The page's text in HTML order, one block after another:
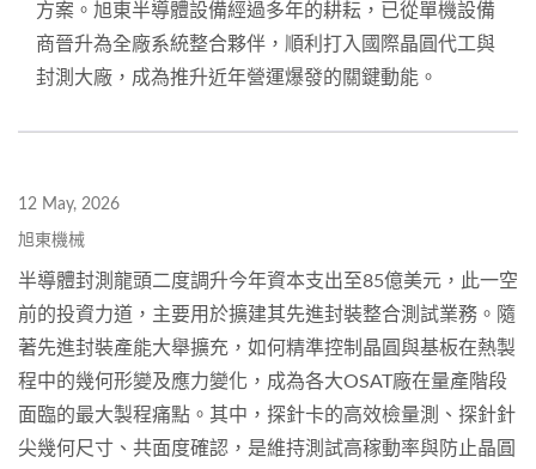
方案。旭東半導體設備經過多年的耕耘，已從單機設備
商晉升為全廠系統整合夥伴，順利打入國際晶圓代工與
封測大廠，成為推升近年營運爆發的關鍵動能。
12 May, 2026
旭東機械
半導體封測龍頭二度調升今年資本支出至85億美元，此一空
前的投資力道，主要用於擴建其先進封裝整合測試業務。隨
著先進封裝產能大舉擴充，如何精準控制晶圓與基板在熱製
程中的幾何形變及應力變化，成為各大OSAT廠在量產階段
面臨的最大製程痛點。其中，探針卡的高效檢量測、探針針
尖幾何尺寸、共面度確認，是維持測試高稼動率與防止晶圓